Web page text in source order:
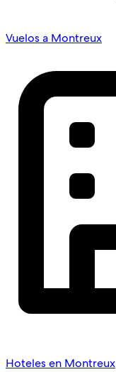
Vuelos a Montreux
Hoteles en Montreux